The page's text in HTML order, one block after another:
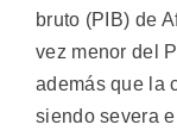
bruto (PIB) de
vez menor del
además que la
siendo severa